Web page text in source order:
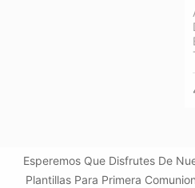
Esperemos Que Disfrutes De
Plantillas Para Primera